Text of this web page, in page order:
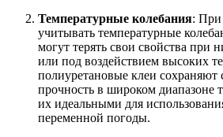
Температурные колебания: При
учитывать температурные
могут терять свои свойства при
или под воздействием высоких
полиуретановые клеи сохраняют
прочность в широком диапазоне
их идеальными для
переменной погоды.